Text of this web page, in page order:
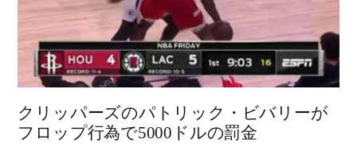
クリッパーズのパトリック・ビバリーが
フロップ行為で5000ドルの罰金